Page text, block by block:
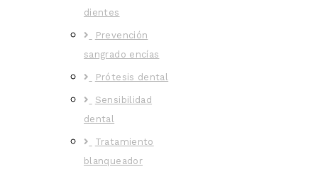
dientes
Prevención
sangrado encías
Prótesis dental
Sensibilidad
dental
Tratamiento
blanqueador